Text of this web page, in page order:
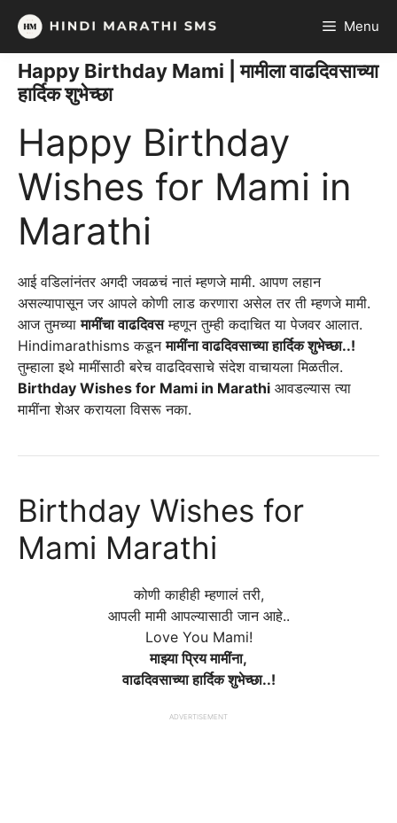
Skip
content
Menu
Happy Birthday Mami | मामीला वाढदिवसाच्या
हार्दिक शुभेच्छा
Happy Birthday
Wishes for Mami in
Marathi
आई वडिलांनंतर अगदी जवळचं नातं म्हणजे मामी. आपण लहान
असल्यापासून जर आपले कोणी लाड करणारा असेल तर ती म्हणजे मामी.
आज तुमच्यामामींचा वाढदिवसम्हणून तुम्ही कदाचित या पेजवर आलात.
Hindimarathisms कडूनमामींना वाढदिवसाच्या हार्दिक शुभेच्छा..!
तुम्हाला इथे मामींसाठी बरेच वाढदिवसाचे संदेश वाचायला मिळतील.
Birthday Wishes for Mami in Marathi आवडल्यास त्या
मामींना शेअर करायला विसरू नका.
Birthday Wishes for
Mami Marathi
कोणी काहीही म्हणालं तरी,
आपली मामी आपल्यासाठी जान आहे..
Love You Mami!
माझ्या प्रिय मामींना,
वाढदिवसाच्या हार्दिक शुभेच्छा..!
ADVERTISEMENT